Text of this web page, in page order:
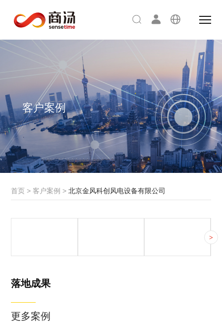
客户案例
首页 >客户案例 >北京金风科创风电设备有限公司
>
落地成果
更多案例